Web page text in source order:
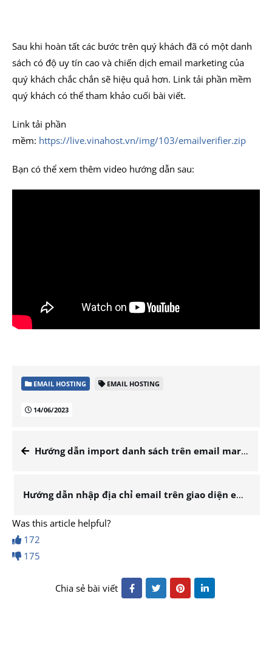
Sau khi hoàn tất các bước trên quý khách đã có một danh
sách có độ uy tín cao và chiến dịch email marketing của
quý khách chắc chắn sẽ hiệu quả hơn. Link tải phần mềm
quý khách có thể tham khảo cuối bài viết.
Link tải phần
mềm: https://live.vinahost.vn/img/103/emailverifier.zip
Bạn có thể xem thêm video hướng dẫn sau:
EMAIL HOSTING EMAIL HOSTING
14/06/2023
Hướng dẫn import danh sách trên email marketing
Hướng dẫn nhập địa chỉ email trên giao diện email marketing
Was this article helpful?
172
175
Chia sẻ bài viết